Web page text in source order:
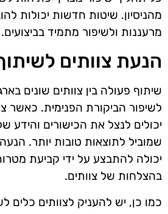
מהניסיון. שיטות חדשות יכולות
מרעננות ולשיפור מתמיד בביצועים.
הנעת צוותים
שיתוף פעולה בין צוותים שונים
לשיפור הביקורת הפנימית. כאשר
יכולים לנצל את הכישורים
שמוביל לתוצאות טובות יותר.
יכולה להתבצע על ידי קביעת
בהצלחות של צוותים.
כמו כן, יש להעניק לצוותים כלים